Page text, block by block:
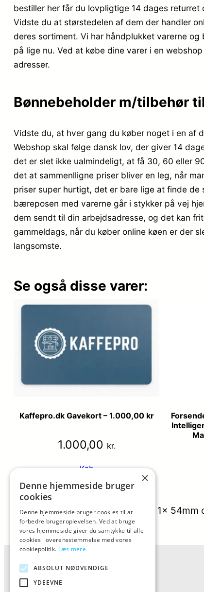
bestiller her får du lovpligtige 14 dages
Vidste du at størstedelen af dem der handler
deres sortiment. Vi har håndplukket varerne
på lige nu. Ved at købe dine varer i en
adresser.
Bønnebeholder m/tilbehør
Vidste du, at hver gang du køber noget i en af
Webshop skal følge dansk lov, der giver 14
det er slet ikke ualmindeligt, at få 30, 60 eller
det at sammenlligne priser bliver en leg, når
priser super hurtigt, det er bare lige at finde
bæreposen med varerne går i stykker på vej
dem sendt til din arbejdsadresse, og det kan
gammeldags, når du køber online køen er der
langsomste.
Se også disse varer:
Kaffepro.dk Gavekort – 1.000,00 kr
1.000,00 kr.
Køb
Tilbehør: 2 stk. portafilter holder 1x
Categorys:Uncategorized
Varmærker:AIVIQ Reservedele
×
Denne hjemmeside bruger
cookies
Denne hjemmeside bruger cookies til at
forbedre brugeroplevelsen. Ved at bruge
vores hjemmeside giver du samtykke til alle
cookies i overensstemmelse med vores
cookiepolitik. Læs mere
ABSOLUT NØDVENDIGE
YDEEVNE